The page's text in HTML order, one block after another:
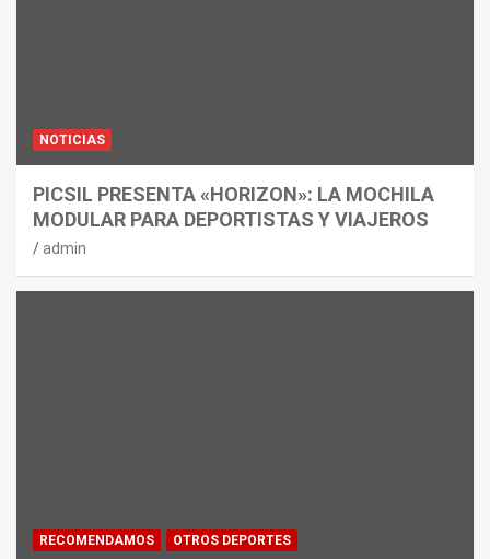
NOTICIAS
PICSIL PRESENTA «HORIZON»: LA MOCHILA
MODULAR PARA DEPORTISTAS Y VIAJEROS
admin
RECOMENDAMOS OTROS DEPORTES